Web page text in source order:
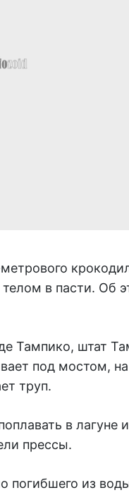
в пасти. Об
Тампико, штат
под мостом,
труп.
в лагуне
прессы.
из